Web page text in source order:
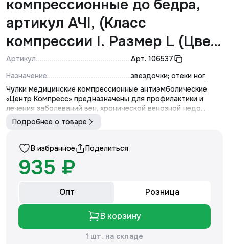
компрессионные до бедра,
артикул АЧI, (Класс
компрессии I. Размер L (Цвет:
белый с силиконовой
резинкой)
Артикул Арт. 106537
Назначение
звездочки; отеки ног
Чулки медицинские компрессионные антиэмболические
«Центр Компресс» предназначены для профилактики и
лечения заболеваний вен, хронической венозной недо...
Подробнее о товаре
В избранное Поделиться
935 ₽
Опт Розница
В корзину
1 шт. на складе